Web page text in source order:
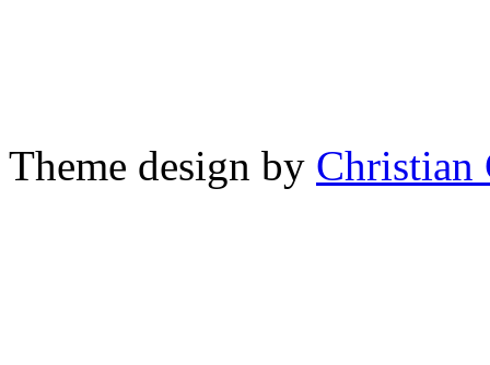
Theme design by Christian